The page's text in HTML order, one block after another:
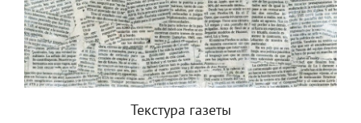
Текстура газеты